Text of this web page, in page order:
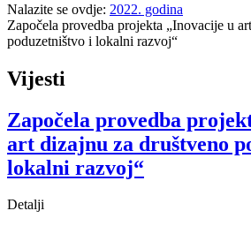
Nalazite se ovdje: 2022. godina
Započela provedba projekta „Inovacije u
poduzetništvo i lokalni razvoj“
Vijesti
Započela provedba
art dizajnu za društveno
lokalni razvoj“
Detalji